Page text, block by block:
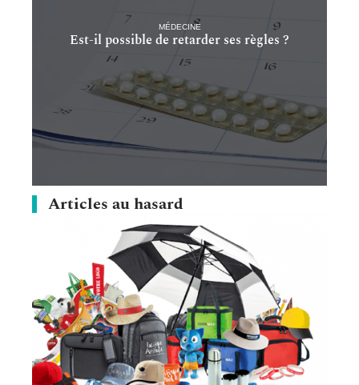
MÉDECINE
Est-il possible de retarder ses règles ?
Articles au hasard